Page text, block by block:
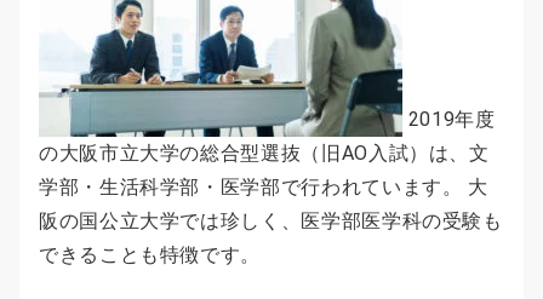
2019年度
の大阪市立大学の総合型選抜（旧AO入試）は、文
学部・生活科学部・医学部で行われています。 大
阪の国公立大学では珍しく、医学部医学科の受験も
できることも特徴です。